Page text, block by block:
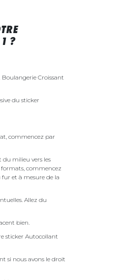
?
Croissant
du sticker
commencez par
du milieu vers les
formats, commencez
et à mesure de la
Allez du
bien.
sticker Autocollant
si nous avons le droit